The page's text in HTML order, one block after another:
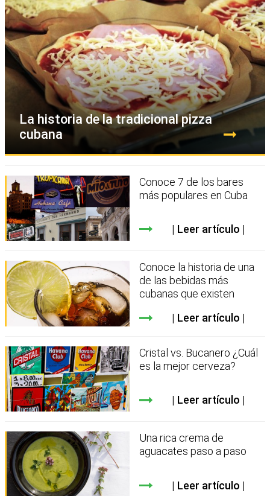
La historia de la tradicional pizza
cubana
Conoce 7 de los bares
más populares en Cuba
Leer artículo
Conoce la historia de una
de las bebidas más
cubanas que existen
Leer artículo
Cristal vs. Bucanero ¿Cuál
es la mejor cerveza?
Leer artículo
Una rica crema de
aguacates paso a paso
Leer artículo